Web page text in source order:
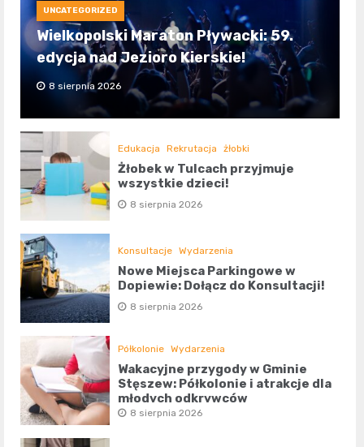
UNCATEGORIZED
Wielkopolski Maraton Pływacki: 59.
edycja nad Jezioro Kierskie!
8 sierpnia 2026
Edukacja Rekrutacja żłobki
Żłobek w Tulcach przyjmuje
wszystkie dzieci!
8 sierpnia 2026
Konsultacje Wydarzenia
Nowe Miejsca Parkingowe w
Dopiewie: Dołącz do Konsultacji!
8 sierpnia 2026
Półkolonie Wydarzenia
Wakacyjne przygody w Gminie
Stęszew: Półkolonie i atrakcje dla
młodych odkrywców
8 sierpnia 2026